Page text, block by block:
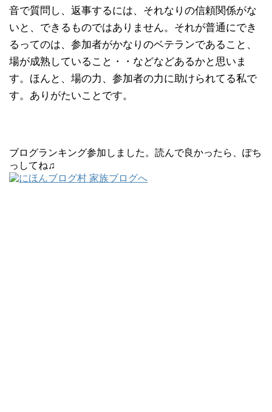
音で質問し、返事するには、それなりの信頼関係がな
いと、できるものではありません。それが普通にでき
るってのは、参加者がかなりのベテランであること、
場が成熟していること・・などなどあるかと思いま
す。ほんと、場の力、参加者の力に助けられてる私で
す。ありがたいことです。
ブログランキング参加しました。読んで良かったら、ぽち
っしてね♫